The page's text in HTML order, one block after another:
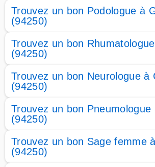
Trouvez un bon Podologue à
(94250)
Trouvez un bon
(94250)
Trouvez un bon Neurologue à
(94250)
Trouvez un bon Pneumologue
(94250)
Trouvez un bon Sage femme
(94250)